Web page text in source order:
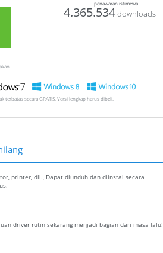
penawaran istimewa
4.365.534downloads
secara GRATIS. Versi lengkap harus dibeli.
printer, dll., Dapat diunduh dan diinstal secara
driver rutin sekarang menjadi bagian dari masa lalu!